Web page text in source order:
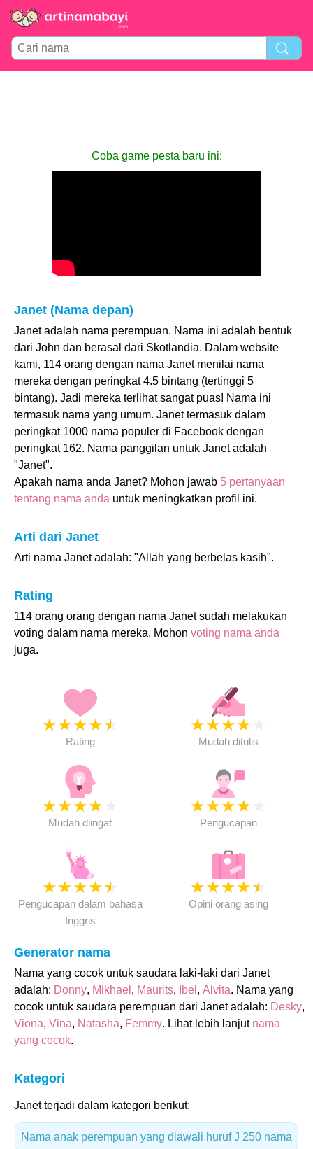
Coba game pesta baru ini:
Janet (Nama depan)
Janet adalah nama perempuan. Nama ini adalah bentuk
dari John dan berasal dari Skotlandia. Dalam website
kami, 114 orang dengan nama Janet menilai nama
mereka dengan peringkat 4.5 bintang (tertinggi 5
bintang). Jadi mereka terlihat sangat puas! Nama ini
termasuk nama yang umum. Janet termasuk dalam
peringkat 1000 nama populer di Facebook dengan
peringkat 162. Nama panggilan untuk Janet adalah
"Janet".
Apakah nama anda Janet? Mohon jawab 5 pertanyaan
tentang nama anda untuk meningkatkan profil ini.
Arti dari Janet
Arti nama Janet adalah: "Allah yang berbelas kasih".
Rating
114 orang orang dengan nama Janet sudah melakukan
voting dalam nama mereka. Mohon voting nama anda
juga.
★★★★★
Rating
★★★★
Mudah ditulis
★★★★
Mudah diingat
★★★★
Pengucapan
★★★★★
Pengucapan dalam bahasa
Inggris
★★★★★
Opini orang asing
Generator nama
Nama yang cocok untuk saudara laki-laki dari Janet
adalah: Donny, Mikhael , Maurits, Ibel , Alvita. Nama yang
cocok untuk saudara perempuan dari Janet adalah: Desky,
Viona, Vina, Natasha, Femmy. Lihat lebih lanjut nama
yang cocok.
Kategori
Janet terjadi dalam kategori berikut:
Nama anak perempuan yang diawali huruf J 250 nama